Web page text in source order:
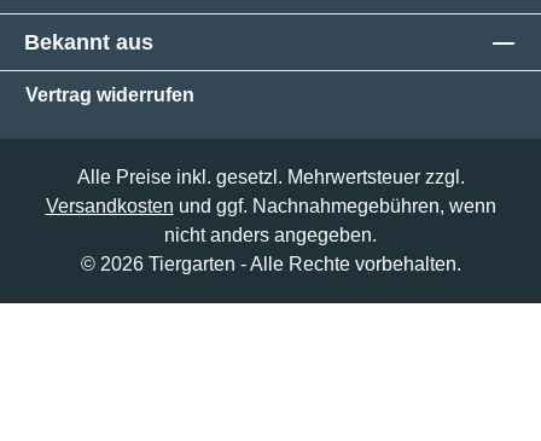
Bekannt aus
Vertrag widerrufen
Alle Preise inkl. gesetzl. Mehrwertsteuer zzgl.
Versandkosten und ggf. Nachnahmegebühren, wenn
nicht anders angegeben.
© 2026 Tiergarten - Alle Rechte vorbehalten.